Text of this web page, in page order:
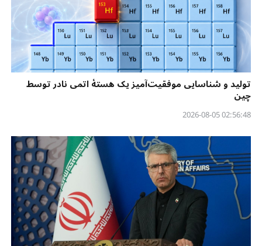
تولید و شناسایی موفقیت‌آمیز یک هستهٔ اتمی نادر توسط
چین
02:56:48 2026-08-05